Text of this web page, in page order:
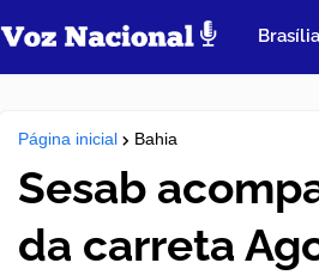
Brasília
Página inicial Bahia
Sesab
da carreta